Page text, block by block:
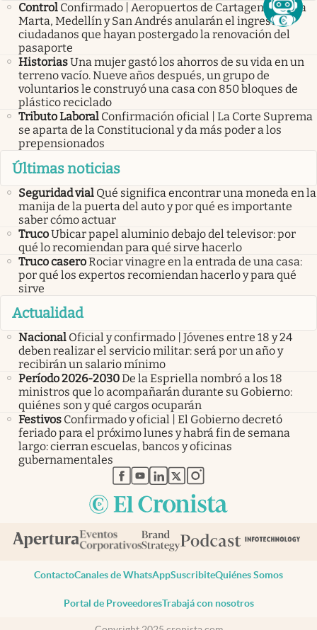
Control Confirmado | Aeropuertos de Cartagena, Santa
Marta, Medellín y San Andrés anularán el ingreso de
ciudadanos que hayan postergado la renovación del
pasaporte
HistoriasUna mujer gastó los ahorros de su vida en un
terreno vacío. Nueve años después, un grupo de
voluntarios le construyó una casa con 850 bloques de
plástico reciclado
Tributo Laboral Confirmación oficial | La Corte Suprema
se aparta de la Constitucional y da más poder a los
prepensionados
Últimas noticias
Seguridad vial Qué significa encontrar una moneda en la
manija de la puerta del auto y por qué es importante
saber cómo actuar
TrucoUbicar papel aluminio debajo del televisor: por
qué lo recomiendan para qué sirve hacerlo
Truco caseroRociar vinagre en la entrada de una casa:
por qué los expertos recomiendan hacerlo y para qué
sirve
Actualidad
Nacional Oficial y confirmado | Jóvenes entre 18 y 24
deben realizar el servicio militar: será por un año y
recibirán un salario mínimo
Período 2026-2030De la Espriella nombró a los 18
ministros que lo acompañarán durante su Gobierno:
quiénes son y qué cargos ocuparán
Festivos Confirmado y oficial | El Gobierno decretó
feriado para el próximo lunes y habrá fin de semana
largo: cierran escuelas, bancos y oficinas
gubernamentales
abre en nueva pestaña
abre en nueva pestaña
abre en nueva pestaña
abre en nueva pestaña
abre en nueva pestaña
ContactoCanales de WhatsAppSuscribiteQuiénes Somos
Portal de ProveedoresTrabajá con nosotros